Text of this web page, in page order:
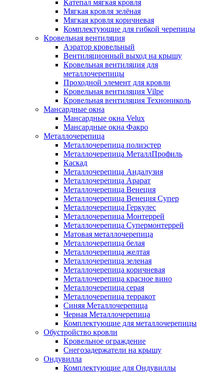
Катепал мягкая кровля
Мягкая кровля зелёная
Мягкая кровля коричневая
Комплектующие для гибкой черепицы
Кровельная вентиляция
Аэратор кровельный
Вентиляционный выход на крышу
Кровельная вентиляция для
металлочерепицы
Проходной элемент для кровли
Кровельная вентиляция Vilpe
Кровельная вентиляция Технониколь
Мансардные окна
Мансардные окна Velux
Мансардные окна Факро
Металлочерепица
Металлочерепица полиэстер
Металлочерепица МеталлПрофиль
Каскад
Металлочерепица Андалузия
Металлочерепица Арарат
Металлочерепица Венеция
Металлочерепица Венеция Супер
Металлочерепица Геркулес
Металлочерепица Монтеррей
Металлочерепица Супермонтеррей
Матовая металлочерепица
Металлочерепица белая
Металлочерепица желтая
Металлочерепица зеленая
Металлочерепица коричневая
Металлочерепица красное вино
Металлочерепица серая
Металлочерепица терракот
Синяя Металлочерепица
Черная Металлочерепица
Комплектующие для металлочерепицы
Обустройство кровли
Кровельное ограждение
Снегозадержатели на крышу
Ондувилла
Комплектующие для Ондувиллы